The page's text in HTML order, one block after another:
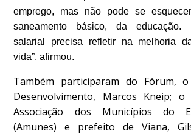
emprego, mas não pode se
saneamento básico, da educação.
salarial precisa refletir na melhoria
vida”, afirmou.
Também participaram do Fórum,
Desenvolvimento, Marcos Kneip;
Associação dos Municípios do
(Amunes) e prefeito de Viana,